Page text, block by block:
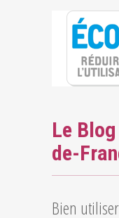
Le
de-
Bien